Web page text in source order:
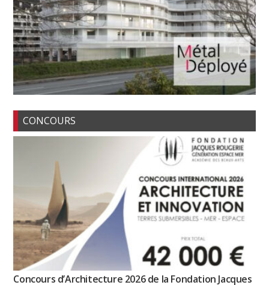
CONCOURS
Concours d’Architecture 2026 de la Fondation Jacques